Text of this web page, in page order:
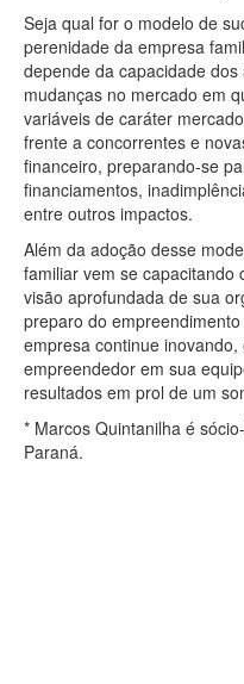
Seja qual for o modelo de
perenidade da empresa
depende da capacidade
mudanças no mercado em
variáveis de caráter
frente a concorrentes e
financeiro, preparando-se
financiamentos,
entre outros impactos.
Além da adoção desse
familiar vem se capacitando
visão aprofundada de sua
preparo do
empresa continue
empreendedor em sua
resultados em prol de um
* Marcos Quintanilha é
Paraná.